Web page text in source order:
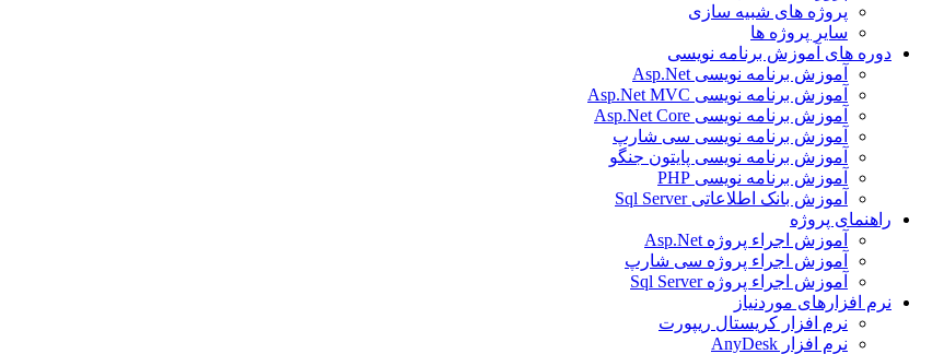
پروژه های شبیه سازی
سایر پروژه ها
دوره های آموزش برنامه نویسی
آموزش برنامه نویسی Asp.Net
آموزش برنامه نویسی Asp.Net MVC
آموزش برنامه نویسی Asp.Net Core
آموزش برنامه نویسی سی شارپ
آموزش برنامه نویسی پایتون جنگو
آموزش برنامه نویسی PHP
آموزش بانک اطلاعاتی Sql Server
راهنمای پروژه
آموزش اجراء پروژه Asp.Net
آموزش اجراء پروژه سی شارپ
آموزش اجراء پروژه Sql Server
نرم افزارهای موردنیاز
نرم افزار کریستال ریپورت
نرم افزار AnyDesk